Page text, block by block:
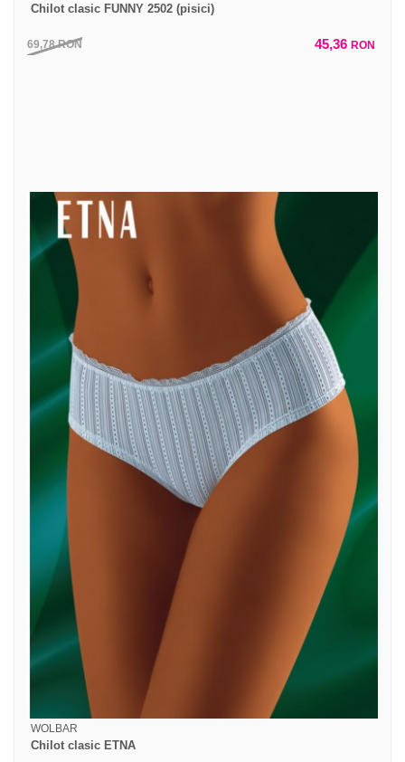
Chilot clasic FUNNY 2502 (pisici)
69,78RON 45,36 RON
WOLBAR
Chilot clasic ETNA